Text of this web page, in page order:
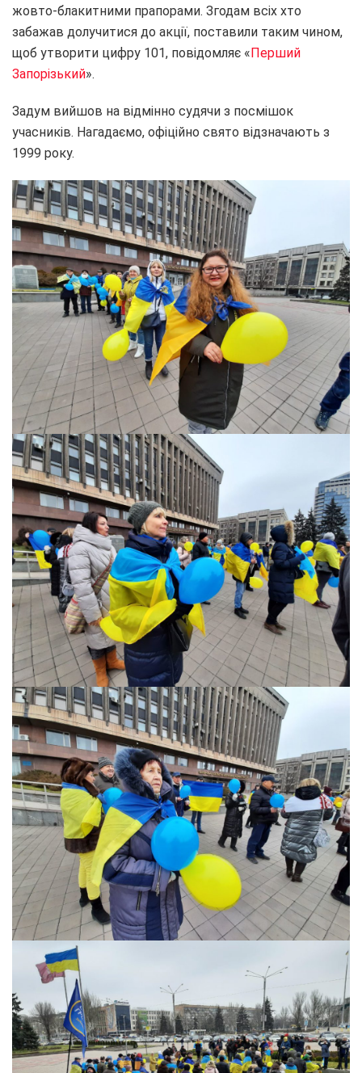
жовто-блакитними прапорами. Згодам всіх хто
забажав долучитися до акції, поставили таким чином,
щоб утворити цифру 101, повідомляє « Перший
Запорізький».
Задум вийшов на відмінно судячи з посмішок
учасників. Нагадаємо, офіційно свято відзначають з
1999 року.